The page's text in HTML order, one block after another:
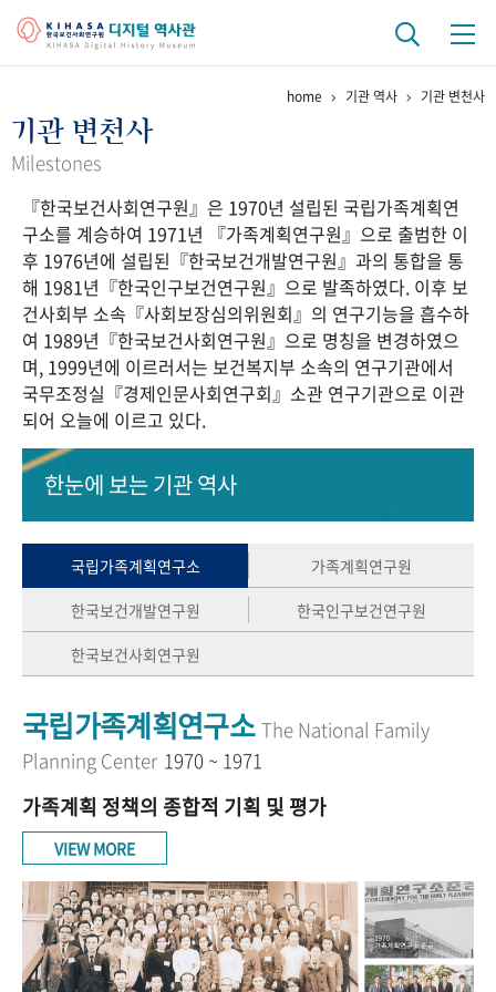
걸어온 길 기관 변천사
연구 역사
정책과 연구 키워드로 보는 연구 역사
연구자들
간행물 변천사
기록물 아카이브
사진 아카이브 문서 기록물 행정박물 영상 기록물
50+1 주년 기념
세계와 함께 한 KIHASA
VR 역사관
home 기관 역사 기관 변천사
기관 변천사
Milestones
『한국보건사회연구원』은 1970년 설립된 국립가족계획연
구소를 계승하여 1971년 『가족계획연구원』으로 출범한 이
후 1976년에 설립된『한국보건개발연구원』과의 통합을 통
해 1981년『한국인구보건연구원』으로 발족하였다. 이후 보
건사회부 소속『사회보장심의위원회』의 연구기능을 흡수하
여 1989년『한국보건사회연구원』으로 명칭을 변경하였으
며, 1999년에 이르러서는 보건복지부 소속의 연구기관에서
국무조정실『경제인문사회연구회』소관 연구기관으로 이관
되어 오늘에 이르고 있다.
한눈에 보는기관 역사
국립가족계획연구소
가족계획연구원
한국보건개발연구원
한국인구보건연구원
한국보건사회연구원
국립가족계획연구소 The National Family
Planning Center 1970 ~ 1971
가족계획 정책의 종합적 기획 및 평가
VIEW MORE